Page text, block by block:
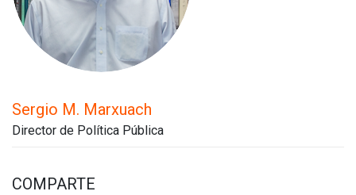
Sergio M. Marxuach
Director de Política Pública
COMPARTE